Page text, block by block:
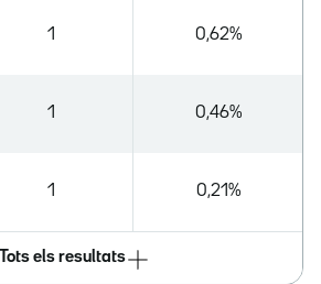
1 0,62%
1 0,46%
1 0,21%
Tots els resultats